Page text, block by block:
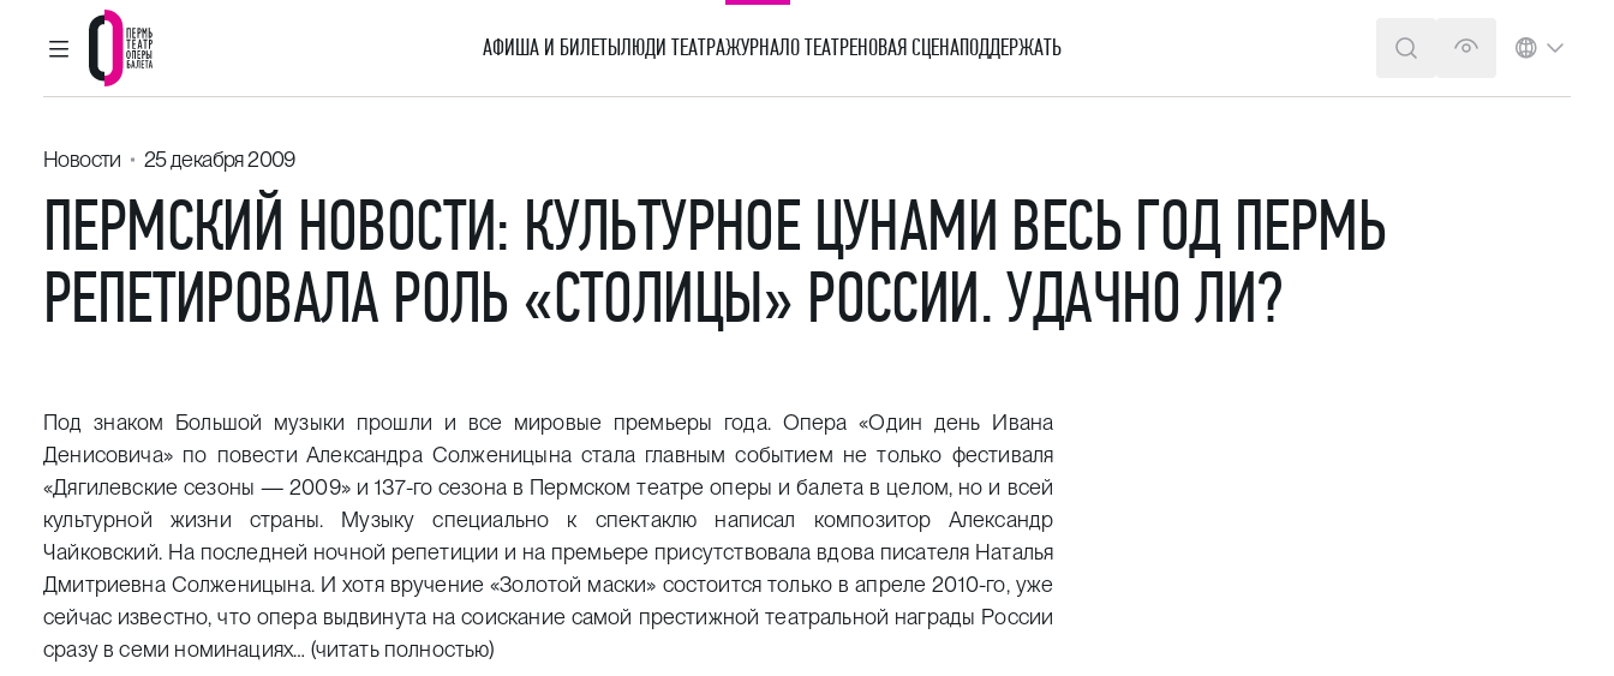
ГЛАВНОЕ МЕНЮ
Пермский театр оперы и балета
АФИША И БИЛЕТЫЛЮДИ ТЕАТРАЖУРНАЛО ТЕАТРЕНОВАЯ СЦЕНАПОДДЕРЖАТЬ ПОИСКВЕРСИЯ ДЛЯ
ЯЗЫК
Новости 25 декабря 2009
ПЕРМСКИЙ НОВОСТИ: КУЛЬТУРНОЕ ЦУНАМИ ВЕСЬ ГОД ПЕРМЬ
РЕПЕТИРОВАЛА РОЛЬ «СТОЛИЦЫ» РОССИИ. УДАЧНО ЛИ?
Под знаком Большой музыки прошли и все мировые премьеры года. Опера «Один день Ивана
Денисовича» по повести Александра Солженицына стала главным событием не только фестиваля
«Дягилевские сезоны — 2009» и 137-го сезона в Пермском театре оперы и балета в целом, но и всей
культурной жизни страны. Музыку специально к спектаклю написал композитор Александр
Чайковский. На последней ночной репетиции и на премьере присутствовала вдова писателя Наталья
Дмитриевна Солженицына. И хотя вручение «Золотой маски» состоится только в апреле 2010-го, уже
сейчас известно, что опера выдвинута на соискание самой престижной театральной награды России
сразу в семи номинациях… (читать полностью)